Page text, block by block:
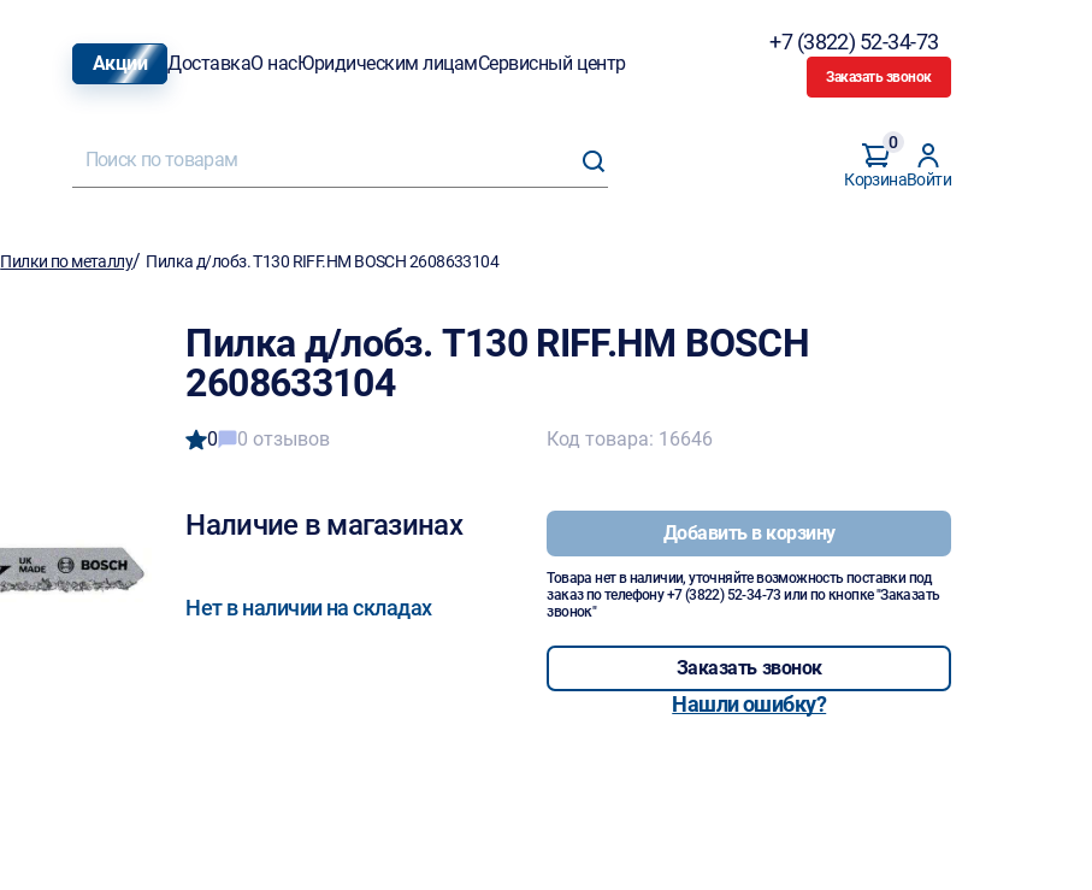
Акции ДоставкаО насЮридическим лицамСервисный центр
+7 (3822) 52-34-73
Заказать звонок
Корзина
0
Войти
Пилки по металлу/ Пилка д/лобз. T130 RIFF.HM BOSCH 2608633104
Пилка д/лобз. T130 RIFF.HM BOSCH
2608633104
0 0 отзывов
Наличие в магазинах
Нет в наличии на складах
Код товара: 16646
Добавить в корзину
Товара нет в наличии, уточняйте возможность поставки под
заказ по телефону+7 (3822) 52-34-73 или по кнопке "Заказать
звонок"
Заказать звонок
Нашли ошибку?